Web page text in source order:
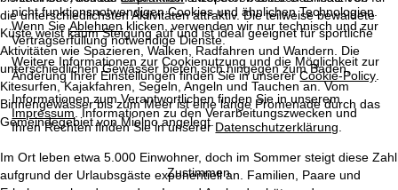
nicht funktionsnotwendigen Cookies und ähnlichen Technologien.
Wenn SieAblehnenklicken, verwenden wir nur technisch und zur
Vertragserfüllung notwendige Dienste.
Weitere Informationen zur Cookienutzung und die Möglichkeit zur
Änderung Ihrer Einstellungen finden Sie in unsererCookie-Policy
Informationen zum Verantwortlichen finden Sie in unserem
Impressum. Informationen zu den Verarbeitungszwecken und
Ihren Rechten finden Sie in unsererDatenschutzerklärung
Zustimmen
die unterschiedlichsten Aktivitäten attraktiv. Die teilweise bewaldete
Küste weist kaum Steigung auf und ist ideal geeignet für sportliche
Aktivitäten wie Spazieren, Walken, Radfahren und Wandern. Die
unterschiedlichen Gewässer bieten sich hingegen zum Baden,
Kitesurfen, Kajakfahren, Segeln, Angeln und Tauchen an. Vom
Binnengewässer bis zum Meer ist eine lange Promenade durch das
Gemeindegebiet von Mielno angelegt.
Im Ort leben etwa 5.000 Einwohner, doch im Sommer steigt diese Zahl
aufgrund der Urlaubsgäste exponentiell an. Familien, Paare und